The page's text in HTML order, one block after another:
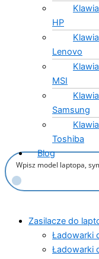
HP
Lenovo
MSI
Samsung
Toshiba
Blog
Zasilacze do
Ładowarki
Ładowarki